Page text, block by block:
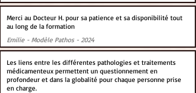
Merci au Docteur H. pour sa patience et sa disponibilité tout
au long de la formation
Emilie - Modèle Pathos - 2024
Les liens entre les différentes pathologies et traitements
médicamenteux permettent un questionnement en
profondeur et dans la globalité pour chaque personne prise
en charge.